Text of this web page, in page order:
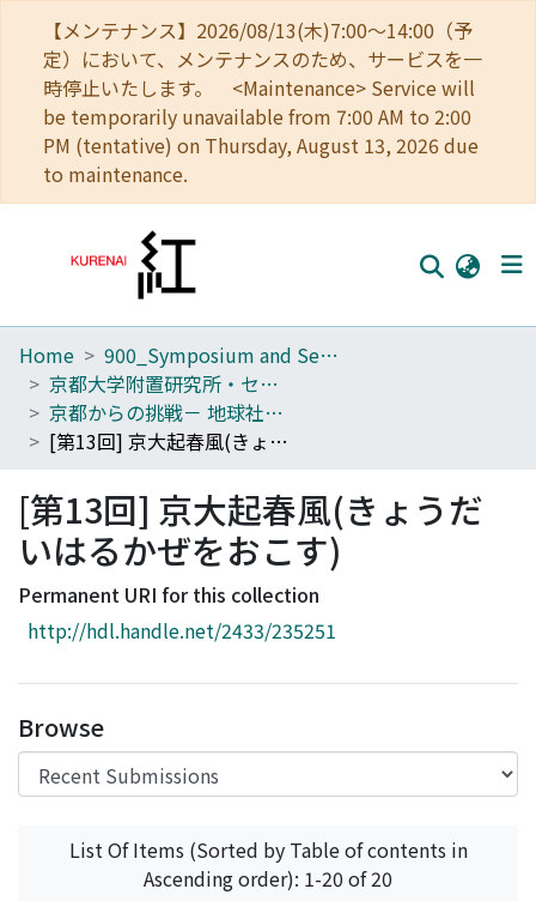
【メンテナンス】2026/08/13(木)7:00～14:00（予
定）において、メンテナンスのため、サービスを一
時停止いたします。 <Maintenance> Service will
be temporarily unavailable from 7:00 AM to 2:00
PM (tentative) on Thursday, August 13, 2026 due
to maintenance.
Home
Communities
Browse
Download Ranking
Access Statistics
Library Network
Home
900_Symposium and Seminar in Kyoto University
京都大学附置研究所・センターシンポジウム
京都からの挑戦－ 地球社会の調和ある共存に向けて
[第13回] 京大起春風(きょうだいはるかぜをおこす)
[第13回] 京大起春風(きょうだ
いはるかぜをおこす)
Permanent URI for this collection
http://hdl.handle.net/2433/235251
Browse
List Of Items (Sorted by Table of contents in
Ascending order): 1-20 of 20